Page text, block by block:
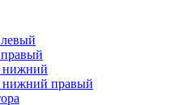
нижний
нижний правый